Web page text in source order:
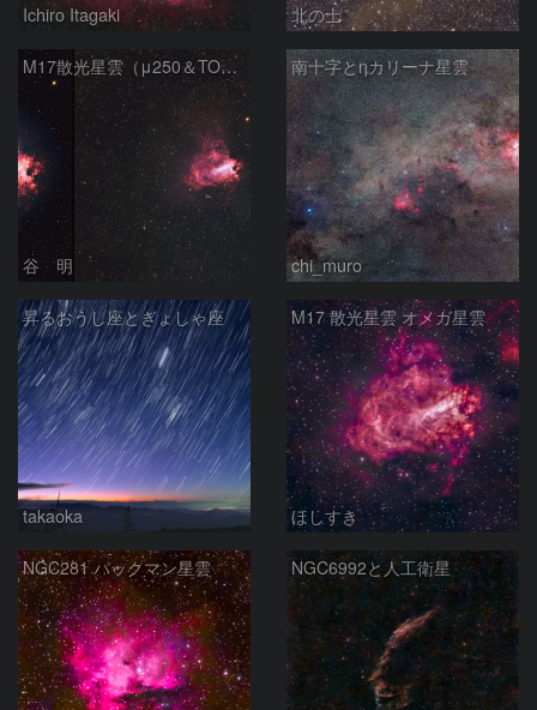
Ichiro Itagaki 北の士
M17散光星雲（μ250＆TOA130）
谷 明
南十字とηカリーナ星雲
chi_muro
昇るおうし座とぎょしゃ座
takaoka
M17 散光星雲 オメガ星雲
ほしすき
NGC281 パックマン星雲 NGC6992と人工衛星